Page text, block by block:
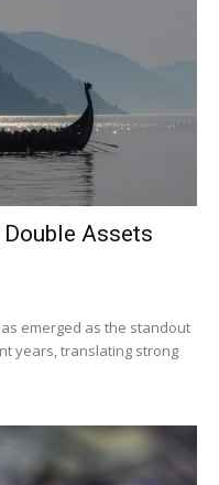
Assets
emerged as the standout
years, translating strong